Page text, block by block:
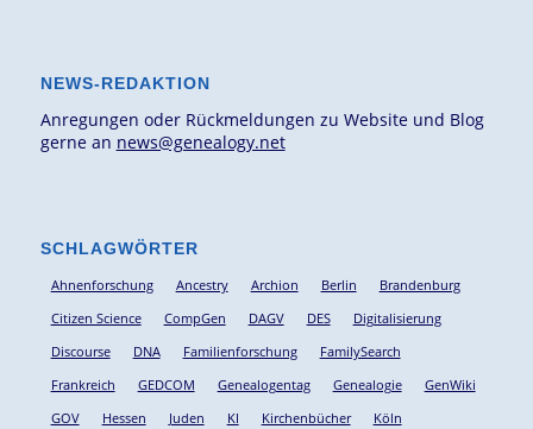
NEWS-REDAKTION
Anregungen oder Rückmeldungen zu Website und Blog
gerne an news@genealogy.net
SCHLAGWÖRTER
Ahnenforschung Ancestry Archion Berlin
Brandenburg
Citizen Science
CompGen DAGV DES
Digitalisierung
Discourse
DNA Familienforschung
FamilySearch
Frankreich
GEDCOM Genealogentag Genealogie
GenWiki
GOV
Hessen Juden KI Kirchenbücher
Köln